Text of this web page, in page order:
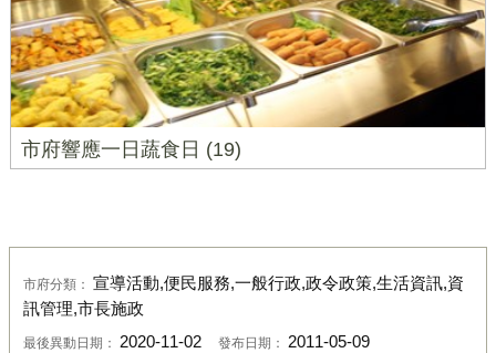
市府響應一日蔬食日 (19)
市府分類： 宣導活動,便民服務,一般行政,政令政策,生活資訊,資
訊管理,市長施政
最後異動日期： 2020-11-02 發布日期： 2011-05-09